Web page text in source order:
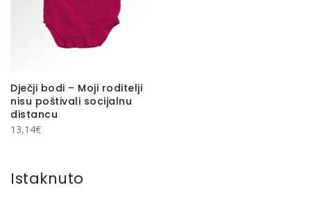
Dječji bodi – Moji roditelji
nisu poštivali socijalnu
distancu
13,14€
Istaknuto